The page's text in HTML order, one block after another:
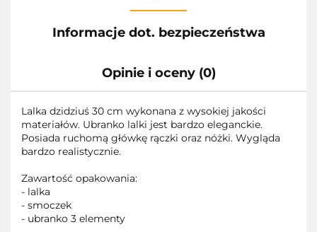
Informacje dot. bezpieczeństwa
Opinie i oceny (0)
Lalka dzidziuś 30 cm wykonana z wysokiej jakości
materiałów. Ubranko lalki jest bardzo eleganckie.
Posiada ruchomą główkę rączki oraz nóżki. Wygląda
bardzo realistycznie.
Zawartość opakowania:
- lalka
- smoczek
- ubranko 3 elementy